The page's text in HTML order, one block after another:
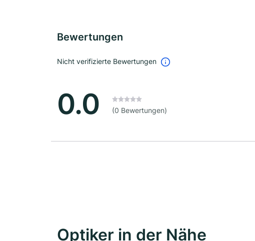
Bewertungen
Nicht verifizierte Bewertungen
0.0 (0 Bewertungen)
Optiker in der Nähe